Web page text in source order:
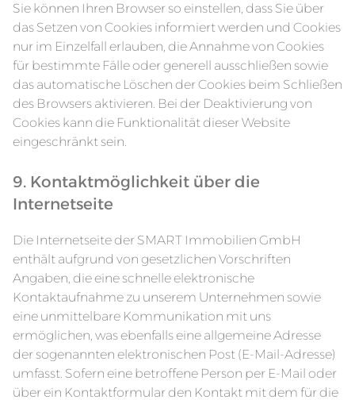
Sie können Ihren Browser so einstellen, dass Sie über
das Setzen von Cookies informiert werden und Cookies
nur im Einzelfall erlauben, die Annahme von Cookies
für bestimmte Fälle oder generell ausschließen sowie
das automatische Löschen der Cookies beim Schließen
des Browsers aktivieren. Bei der Deaktivierung von
Cookies kann die Funktionalität dieser Website
eingeschränkt sein.
9. Kontaktmöglichkeit über die
Internetseite
Die Internetseite der SMART Immobilien GmbH
enthält aufgrund von gesetzlichen Vorschriften
Angaben, die eine schnelle elektronische
Kontaktaufnahme zu unserem Unternehmen sowie
eine unmittelbare Kommunikation mit uns
ermöglichen, was ebenfalls eine allgemeine Adresse
der sogenannten elektronischen Post (E-Mail-Adresse)
umfasst. Sofern eine betroffene Person per E-Mail oder
über ein Kontaktformular den Kontakt mit dem für die